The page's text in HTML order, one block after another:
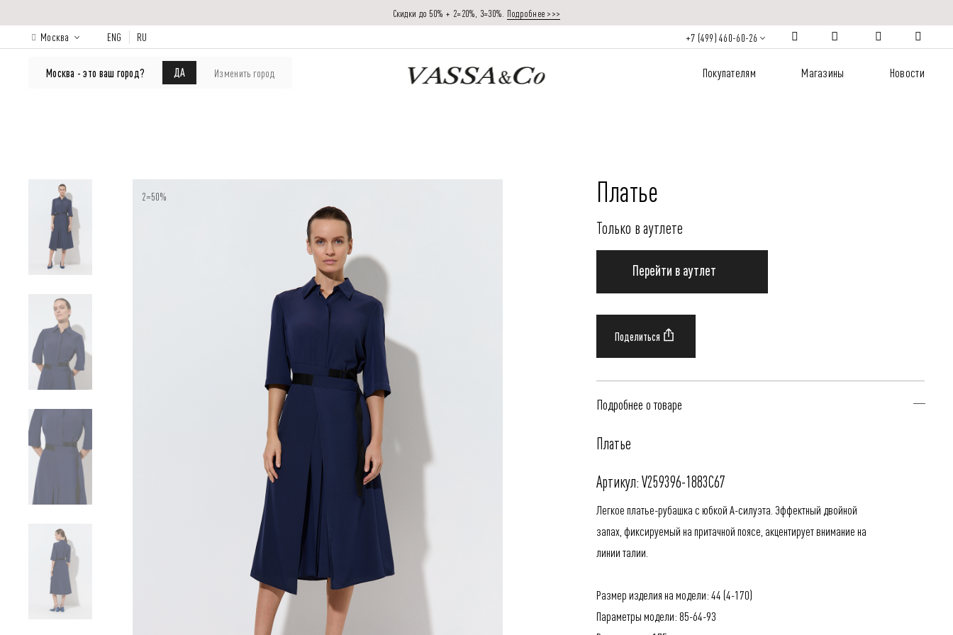
Скидки до 50% + 2=20%, 3=30%. Подробнее >>>
Москва
Москва - это ваш город? ДА Изменить город
ENG RU +7 (499) 460-60-26
КАТАЛОГ Лукбук О бренде Покупателям Магазины Новости
2=50% Платье
Только в аутлете
Перейти в аутлет
Подробнее о товаре
Платье
Артикул: V259396-1883C67
Легкое платье-рубашка с юбкой А-силуэта. Эффектный двойной
запах, фиксируемый на притачной поясе, акцентирует внимание на
линии талии.
Размер изделия на модели: 44 (4-170)
Параметры модели: 85-64-93